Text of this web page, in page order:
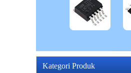
Kategori Produk